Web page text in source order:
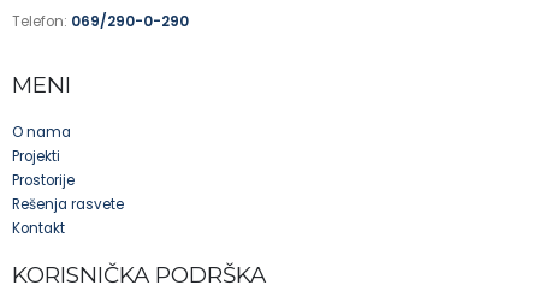
Telefon: 069/290-0-290
MENI
O nama
Projekti
Prostorije
Rešenja rasvete
Kontakt
KORISNIČKA PODRŠKA